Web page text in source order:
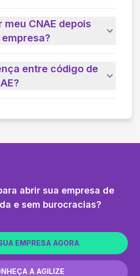
meu CNAE depois
entre código de
abrir sua empresa de
e sem burocracias?
EMPRESA AGORA
A AGILIZE